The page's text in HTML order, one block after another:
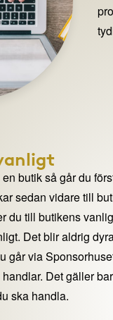
butik så går du
sedan vidare till
du till butikens
Det blir aldrig
går via
Det gäller
ska handla.